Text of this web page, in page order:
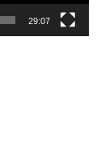
29:07